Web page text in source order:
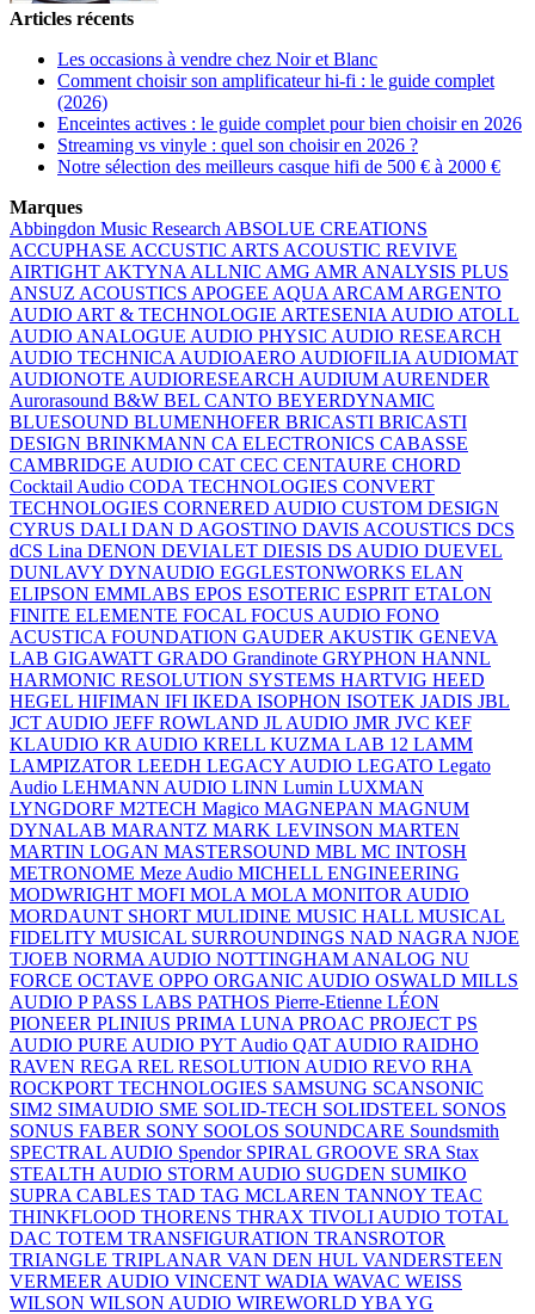
Articles récents
Les occasions à vendre chez Noir et Blanc
Comment choisir son amplificateur hi-fi : le guide complet
(2026)
Enceintes actives : le guide complet pour bien choisir en 2026
Streaming vs vinyle : quel son choisir en 2026 ?
Notre sélection des meilleurs casque hifi de 500 € à 2000 €
Marques
Abbingdon Music Research ABSOLUE CREATIONS
ACCUPHASE ACCUSTIC ARTS ACOUSTIC REVIVE
AIRTIGHT AKTYNA ALLNIC AMG AMR ANALYSIS PLUS
ANSUZ ACOUSTICS APOGEE AQUA ARCAM ARGENTO
AUDIO ART & TECHNOLOGIE ARTESENIA AUDIO ATOLL
AUDIO ANALOGUE AUDIO PHYSIC AUDIO RESEARCH
AUDIO TECHNICA AUDIOAERO AUDIOFILIA AUDIOMAT
AUDIONOTE AUDIORESEARCH AUDIUM AURENDER
Aurorasound B&W BEL CANTO BEYERDYNAMIC
BLUESOUND BLUMENHOFER BRICASTI BRICASTI
DESIGN BRINKMANN CA ELECTRONICS CABASSE
CAMBRIDGE AUDIO CAT CEC CENTAURE CHORD
Cocktail Audio CODA TECHNOLOGIES CONVERT
TECHNOLOGIES CORNERED AUDIO CUSTOM DESIGN
CYRUS DALI DAN D AGOSTINO DAVIS ACOUSTICS DCS
dCS Lina DENON DEVIALET DIESIS DS AUDIO DUEVEL
DUNLAVY DYNAUDIO EGGLESTONWORKS ELAN
ELIPSON EMMLABS EPOS ESOTERIC ESPRIT ETALON
FINITE ELEMENTE FOCAL FOCUS AUDIO FONO
ACUSTICA FOUNDATION GAUDER AKUSTIK GENEVA
LAB GIGAWATT GRADO Grandinote GRYPHON HANNL
HARMONIC RESOLUTION SYSTEMS HARTVIG HEED
HEGEL HIFIMAN IFI IKEDA ISOPHON ISOTEK JADIS JBL
JCT AUDIO JEFF ROWLAND JL AUDIO JMR JVC KEF
KLAUDIO KR AUDIO KRELL KUZMA LAB 12 LAMM
LAMPIZATOR LEEDH LEGACY AUDIO LEGATO Legato
Audio LEHMANN AUDIO LINN Lumin LUXMAN
LYNGDORF M2TECH Magico MAGNEPAN MAGNUM
DYNALAB MARANTZ MARK LEVINSON MARTEN
MARTIN LOGAN MASTERSOUND MBL MC INTOSH
METRONOME Meze Audio MICHELL ENGINEERING
MODWRIGHT MOFI MOLA MOLA MONITOR AUDIO
MORDAUNT SHORT MULIDINE MUSIC HALL MUSICAL
FIDELITY MUSICAL SURROUNDINGS NAD NAGRA NJOE
TJOEB NORMA AUDIO NOTTINGHAM ANALOG NU
FORCE OCTAVE OPPO ORGANIC AUDIO OSWALD MILLS
AUDIO PPASS LABS PATHOS Pierre-Etienne LÉON
PIONEER PLINIUS PRIMA LUNA PROAC PROJECT PS
AUDIO PURE AUDIO PYT Audio QAT AUDIO RAIDHO
RAVEN REGA REL RESOLUTION AUDIO REVO RHA
ROCKPORT TECHNOLOGIES SAMSUNG SCANSONIC
SIM2 SIMAUDIO SME SOLID-TECH SOLIDSTEEL SONOS
SONUS FABER SONY SOOLOS SOUNDCARE Soundsmith
SPECTRAL AUDIO Spendor SPIRAL GROOVE SRA Stax
STEALTH AUDIO STORM AUDIO SUGDEN SUMIKO
SUPRA CABLES TAD TAG MCLAREN TANNOY TEAC
THINKFLOOD THORENS THRAX TIVOLI AUDIO TOTAL
DAC TOTEM TRANSFIGURATION TRANSROTOR
TRIANGLE TRIPLANAR VAN DEN HUL VANDERSTEEN
VERMEER AUDIO VINCENT WADIA WAVAC WEISS
WILSON WILSON AUDIO WIREWORLD YBA YG